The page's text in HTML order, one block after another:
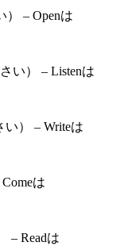
） – Openは
い） – Listenは
い） – Writeは
は
– Readは